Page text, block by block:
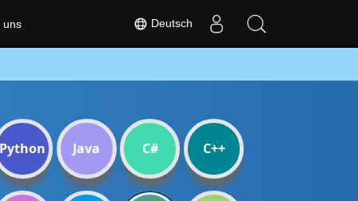
Python Java C# C++
Deutsch
uns